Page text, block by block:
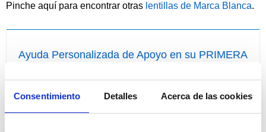
Consentimiento Detalles Acerca de las cookies
Pinche aquí para encontrar otras lentillas de Marca Blanca.
Ayuda Personalizada de Apoyo en su PRIMERA
¡Compre por primera vez con nosotros de forma fácil!